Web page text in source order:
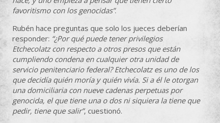
favoritismo con los genocidas”.
Rubén hace preguntas que solo los jueces deberían
responder: “¿Por qué puede tener privilegios
Etchecolatz con respecto a otros presos que están
cumpliendo condena en cualquier otra unidad de
servicio penitenciario federal? Etchecolatz es uno de los
que decidía quién moría y quién vivía. Si a él le otorgan
una domiciliaria con nueve cadenas perpetuas por
genocida, el que tiene una o dos ni siquiera la tiene que
pedir, tiene que salir”, cuestionó.